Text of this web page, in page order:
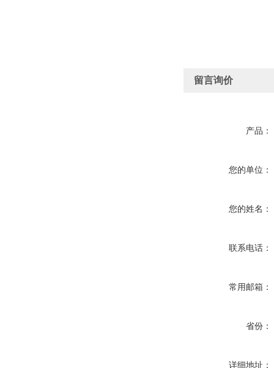
留言询价
产品：
您的单位：
您的姓名：
联系电话：
常用邮箱：
省份：
详细地址：